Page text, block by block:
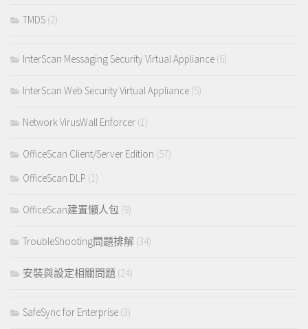
TMDS (2)
InterScan Messaging Security Virtual Appliance (6)
InterScan Web Security Virtual Appliance (5)
Network VirusWall Enforcer (1)
OfficeScan Client/Server Edition (57)
OfficeScan DLP (1)
OfficeScan建置懶人包 (9)
TroubleShooting問題排解 (34)
安裝與設定相關問題 (24)
SafeSync for Enterprise (3)